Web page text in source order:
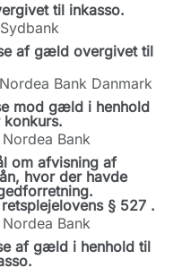
til inkasso.
af gæld overgivet til
Bank Danmark
mod gæld i henhold
Bank
om afvisning af
hvor der havde
§ 527 .
Bank
af gæld i henhold til